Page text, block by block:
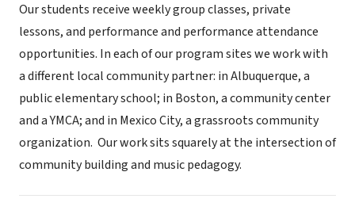
Our students receive weekly group classes, private
lessons, and performance and performance attendance
opportunities. In each of our program sites we work with
a different local community partner: in Albuquerque, a
public elementary school; in Boston, a community center
and a YMCA; and in Mexico City, a grassroots community
organization. Our work sits squarely at the intersection of
community building and music pedagogy.